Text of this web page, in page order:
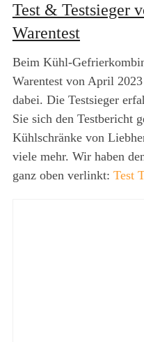
Test & Testsieger
Warentest
Beim Kühl-
Warentest von April
dabei. Die Testsieger
Sie sich den Testbericht
Kühlschränke von
viele mehr. Wir haben
ganz oben verlinkt: Test